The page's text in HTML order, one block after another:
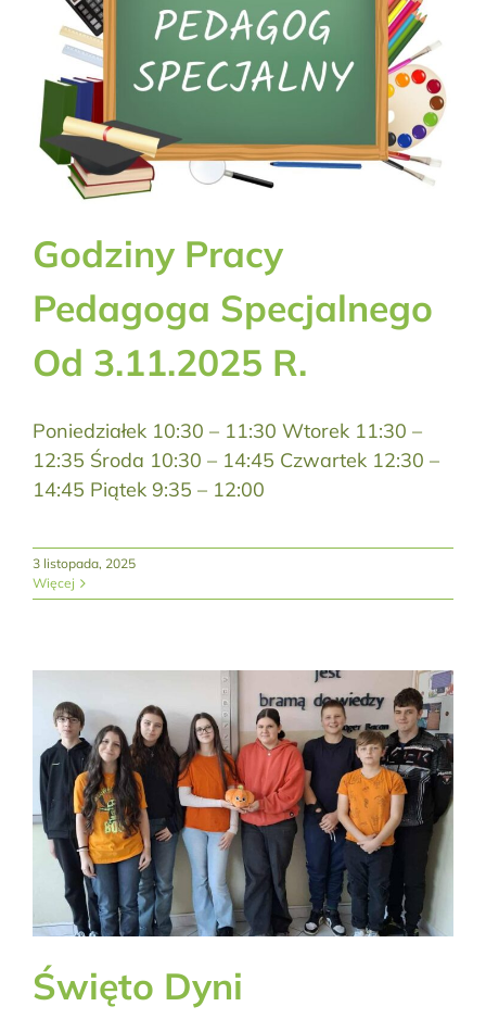
Godziny Pracy
Pedagoga Specjalnego
Od 3.11.2025 R.
Poniedziałek 10:30 – 11:30 Wtorek 11:30 –
12:35 Środa 10:30 – 14:45 Czwartek 12:30 –
14:45 Piątek 9:35 – 12:00
3 listopada, 2025
Więcej
Święto Dyni